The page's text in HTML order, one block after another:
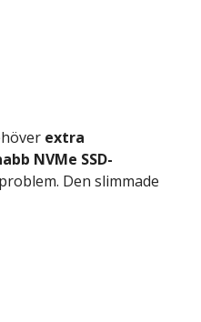
extra
NVMe SSD-
Den slimmade